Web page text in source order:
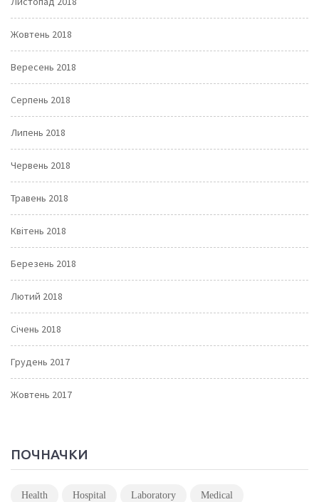
Жовтень 2018
Вересень 2018
Серпень 2018
Липень 2018
Червень 2018
Травень 2018
Квітень 2018
Березень 2018
Лютий 2018
Січень 2018
Грудень 2017
Жовтень 2017
ПОЧНАЧКИ
Health Hospital Laboratory Medical